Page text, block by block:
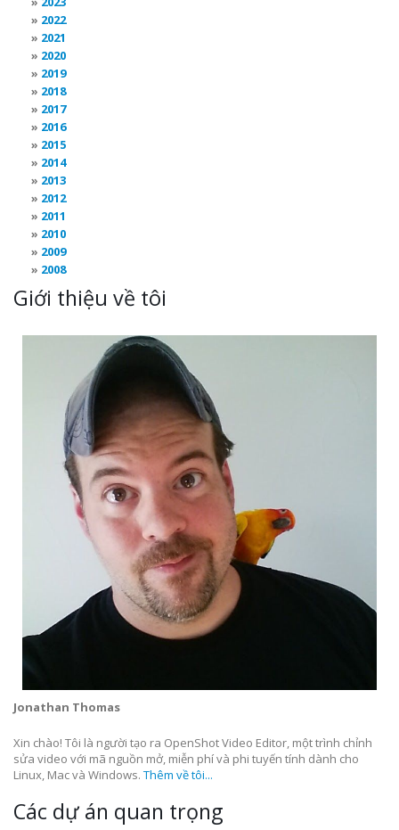
2022
2021
2020
2019
2018
2017
2016
2015
2014
2013
2012
2011
2010
2009
2008
Giới thiệu về tôi
Jonathan Thomas
Xin chào! Tôi là người tạo ra OpenShot Video Editor, một trình chỉnh
sửa video với mã nguồn mở, miễn phí và phi tuyến tính dành cho
Linux, Mac và Windows. Thêm về tôi...
Các dự án quan trọng